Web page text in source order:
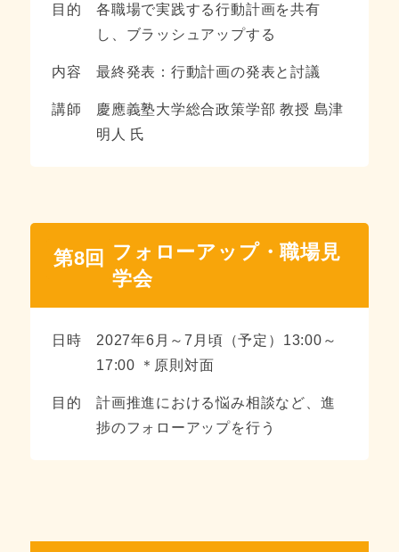
目的
各職場で実践する行動計画を共有
し、ブラッシュアップする
内容 最終発表：行動計画の発表と討議
講師
慶應義塾大学総合政策学部 教授 島津
明人 氏
第8回 フォローアップ・職場見
学会
日時
2027年6月～7月頃（予定）13:00～
17:00 ＊原則対面
目的
計画推進における悩み相談など、進
捗のフォローアップを行う